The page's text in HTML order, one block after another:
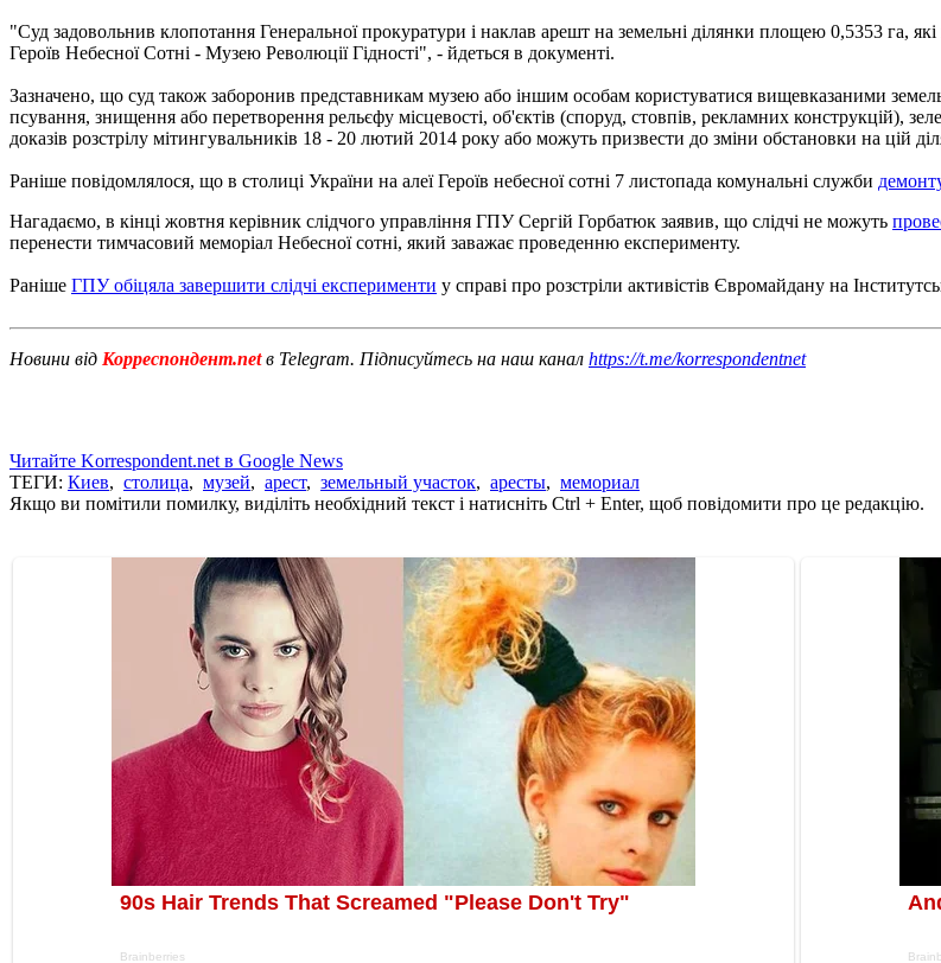
"Суд задовольнив клопотання Генеральної прокуратури і наклав арешт на земельні ділянки площею 0,5353 га,
Героїв Небесної Сотні - Музею Революції Гідності", - йдеться в документі.
Зазначено, що суд також заборонив представникам музею або іншим особам користуватися вищевказаними
псування, знищення або перетворення рельєфу місцевості, об'єктів (споруд, стовпів, рекламних конструкцій),
доказів розстрілу мітингувальників 18 - 20 лютий 2014 року або можуть призвести до зміни обстановки на цій
Раніше повідомлялося, що в столиці України на алеї Героїв небесної сотні 7 листопада комунальні служби
Нагадаємо, в кінці жовтня керівник слідчого управління ГПУ Сергій Горбатюк заявив, що слідчі не можуть
перенести тимчасовий меморіал Небесної сотні, який заважає проведенню експерименту.
Раніше ГПУ обіцяла завершити слідчі експерименти у справі про розстріли активістів Євромайдану на
Новини від Корреспондент.netв Telegram. Підписуйтесь на наш канал https://t.me/korrespondentnet
Читайте Korrespondent.net в Google News
ТЕГИ: Киев, столица, музей, арест, земельный участок, аресты, мемориал
Якщо ви помітили помилку, виділіть необхідний текст і натисніть Ctrl + Enter, щоб повідомити про це редакцію.